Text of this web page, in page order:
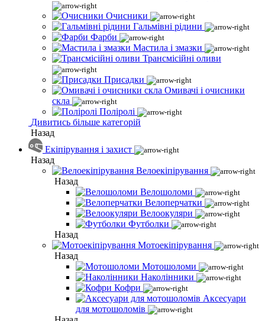
Очисники
Гальмівні рідини
Фарби
Мастила і змазки
Трансмісійні оливи
Присадки
Омивачі і очисники
скла
Поліролі
Дивитись більше категорій
Назад
Екіпірування і захист
Назад
Велоекіпірування
Назад
Велошоломи
Велоперчатки
Велоокуляри
Футболки
Назад
Мотоекіпірування
Назад
Мотошоломи
Наколінники
Кофри
Аксесуари
для мотошоломів